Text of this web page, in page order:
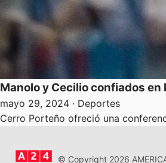
Manolo y Cecilio confiados
mayo 29, 2024 · Deportes
Cerro Porteño ofreció una
© Copyright 2026